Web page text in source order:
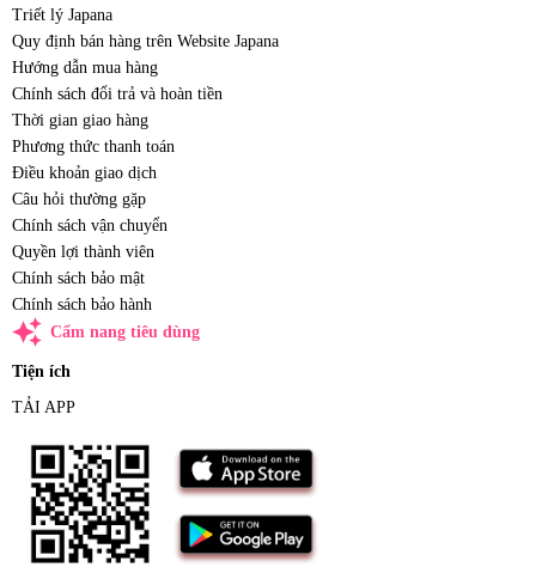
Triết lý Japana
Quy định bán hàng trên Website Japana
Hướng dẫn mua hàng
Chính sách đổi trả và hoàn tiền
Thời gian giao hàng
Phương thức thanh toán
Điều khoản giao dịch
Câu hỏi thường gặp
Chính sách vận chuyển
Quyền lợi thành viên
Chính sách bảo mật
Chính sách bảo hành
auto_awesome Cẩm nang tiêu dùng
Tiện ích
TẢI APP